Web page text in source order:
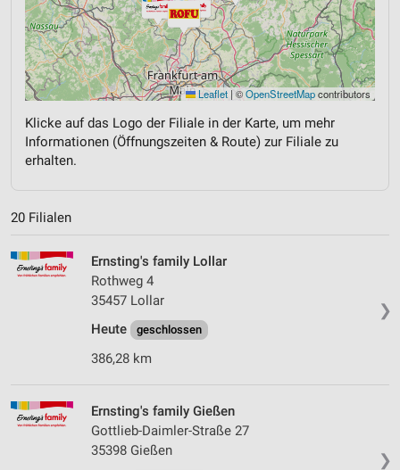
Leaflet | ©OpenStreetMapcontributors
Klicke auf das Logo der Filiale in der Karte, um mehr
Informationen (Öffnungszeiten & Route) zur Filiale zu
erhalten.
20 Filialen
❯
Ernsting's family Lollar
Rothweg 4
35457 Lollar
Heute
geschlossen
386,28 km
❯
Ernsting's family Gießen
Gottlieb-Daimler-Straße 27
35398 Gießen